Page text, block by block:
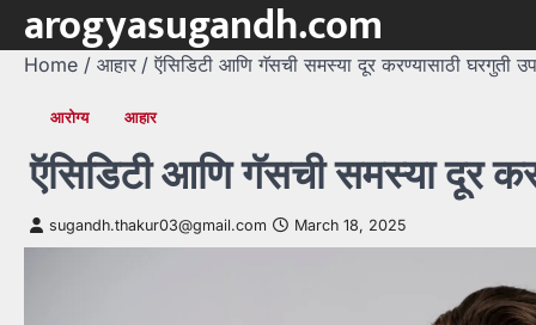
Skip
content
arogyasugandh.com
Home आहार ऍसिडिटी आणि गॅसची समस्या दूर करण्यासाठी घरगुती
आरोग्य आहार
ऍसिडिटी आणि गॅसची समस्या दूर
sugandh.thakur03@gmail.com March 18, 2025